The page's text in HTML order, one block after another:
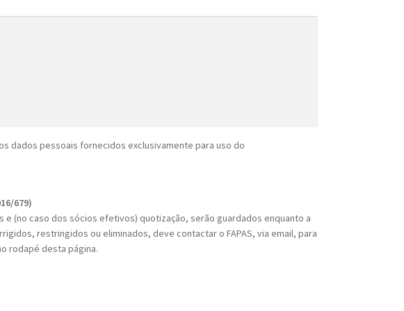
dados pessoais fornecidos exclusivamente para uso do
679)
(no caso dos sócios efetivos) quotização, serão guardados enquanto a
restringidos ou eliminados, deve contactar o FAPAS, via email, para
rodapé desta página.